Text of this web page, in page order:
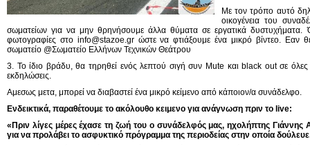
Με τον τρόπο αυτό
οικογένεια του
σωματείων για να μην θρηνήσουμε άλλα θύματα σε εργατικά δυστυχήματα.
φωτογραφίες στο info@stazoe.grώστε να φτιάξουμε ένα μικρό βίντεο. Εαν
σωματείο @Σωματείο Ελλήνων Τεχνικών Θεάτρου
3. Το ίδιο βράδυ, θα τηρηθεί ενός λεπτού σιγή συν Μute και black out σε όλες
εκδηλώσεις.
Αμεσως μετα, μπορεί να διαβαστεί ένα μικρό κείμενο από κάποιον/α συνάδελφο.
Ενδεικτικά, παραθέτουμε το ακόλουθο κειμενο για ανάγνωση πριν το live:
«Πριν λίγες μέρες έχασε τη ζωή του ο συνάδελφός μας, ηχολήπτης
για να προλάβει το ασφυκτικό πρόγραμμα της περιοδείας στην οποία